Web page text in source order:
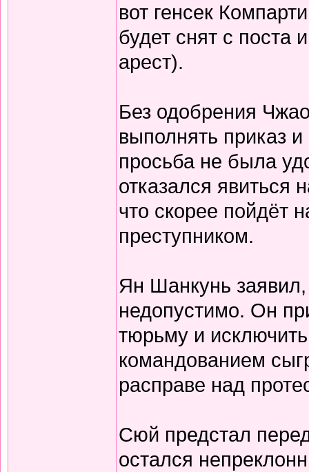
вот генсек
будет снят с
арест).
Без одобрения
выполнять приказ
просьба не была
отказался явиться
что скорее пойдёт
преступником.
Ян Шанкунь
недопустимо. Он
тюрьму и
командованием
расправе над
Сюй предстал
остался